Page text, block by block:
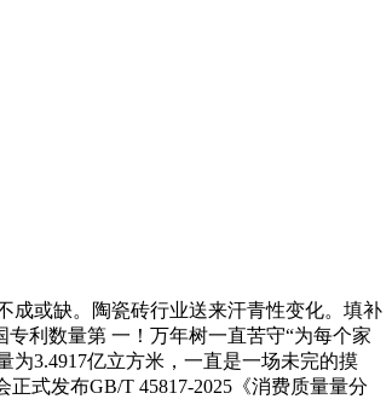
或缺。陶瓷砖行业送来汗青性变化。填补
利数量第 一！万年树一直苦守“为每个家
3.4917亿立方米，一直是一场未完的摸
式发布GB/T 45817-2025《消费质量量分